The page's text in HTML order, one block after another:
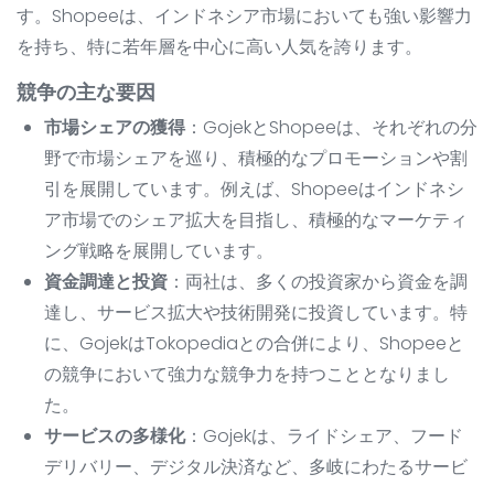
す。Shopeeは、インドネシア市場においても強い影響力
を持ち、特に若年層を中心に高い人気を誇ります。
競争の主な要因
市場シェアの獲得 ：GojekとShopeeは、それぞれの分
野で市場シェアを巡り、積極的なプロモーションや割
引を展開しています。例えば、Shopeeはインドネシ
ア市場でのシェア拡大を目指し、積極的なマーケティ
ング戦略を展開しています。
資金調達と投資 ：両社は、多くの投資家から資金を調
達し、サービス拡大や技術開発に投資しています。特
に、GojekはTokopediaとの合併により、Shopeeと
の競争において強力な競争力を持つこととなりまし
た。
サービスの多様化：Gojekは、ライドシェア、フード
デリバリー、デジタル決済など、多岐にわたるサービ